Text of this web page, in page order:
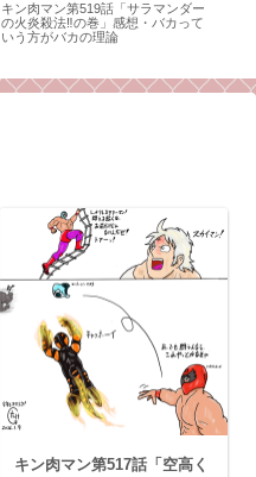
キン肉マン第519話「サラマンダー
の火炎殺法‼の巻」感想・バカって
いう方がバカの理論
キン肉マン第517話「空高く